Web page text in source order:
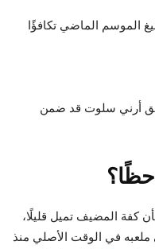
الموسم الماضي تكافؤًا
أرني سلوت قد ضمن
كفة المضيف تميل قليلًا،
في الوقت الأصلي منذ